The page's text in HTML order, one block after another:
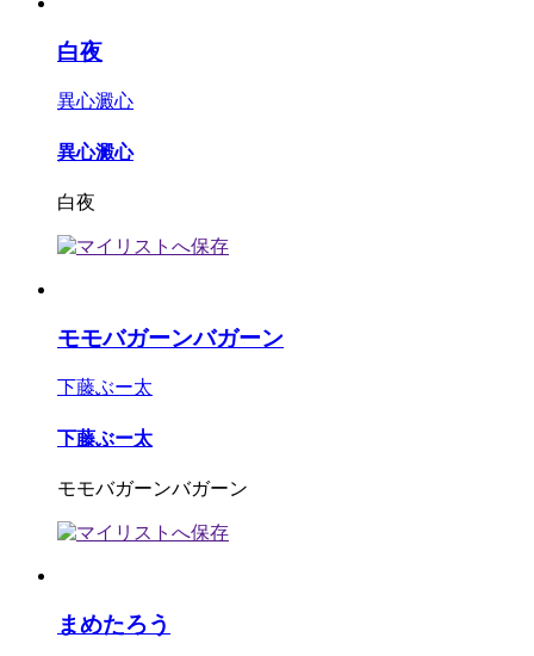
白夜
異心澱心
異心澱心
白夜
モモバガーンバガーン
下藤ぶー太
下藤ぶー太
モモバガーンバガーン
まめたろう